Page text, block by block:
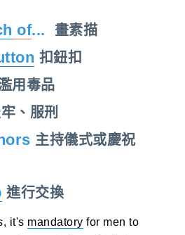
of... 畫素描
扣鈕扣
用毒品
、服刑
主持儀式或慶祝
進行交換
it's mandatory for men to